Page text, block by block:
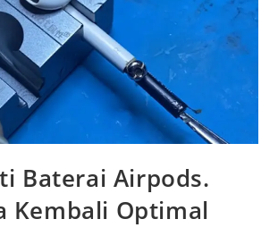
Baterai Airpods.
Kembali Optimal